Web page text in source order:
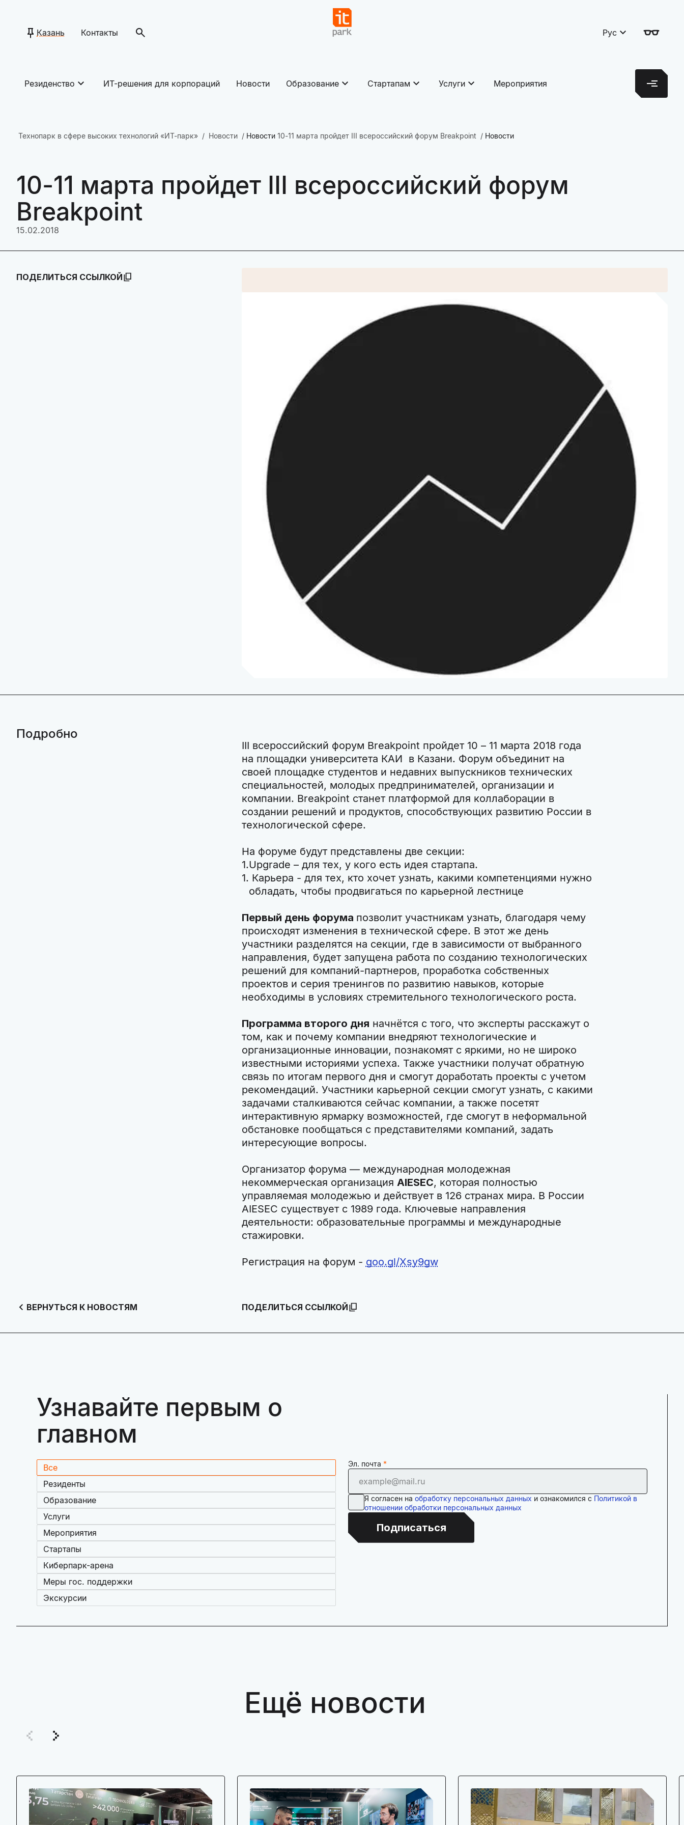
Казань Контакты Рус
Резиденство ИТ-решения для корпораций Новости Образование Стартапам Услуги Мероприятия
Технопарк в сфере высоких технологий «ИТ-парк» Новости Новости 10-11 марта пройдет III всероссийский форум Breakpoint Новости
10-11 марта пройдет III всероссийский форум
Breakpoint
15.02.2018
ПОДЕЛИТЬСЯ ССЫЛКОЙ
Подробно
III всероссийский форум Breakpoint пройдет 10 – 11 марта 2018 года
на площадки университета КАИ в Казани. Форум объединит на
своей площадке студентов и недавних выпускников технических
специальностей, молодых предпринимателей, организации и
компании. Breakpoint станет платформой для коллаборации в
создании решений и продуктов, способствующих развитию России в
технологической сфере.
На форуме будут представлены две секции:
Upgrade – для тех, у кого есть идея стартапа.
Карьера - для тех, кто хочет узнать, какими компетенциями нужно
обладать, чтобы продвигаться по карьерной лестнице
Первый день форума позволит участникам узнать, благодаря чему
происходят изменения в технической сфере. В этот же день
участники разделятся на секции, где в зависимости от выбранного
направления, будет запущена работа по созданию технологических
решений для компаний-партнеров, проработка собственных
проектов и серия тренингов по развитию навыков, которые
необходимы в условиях стремительного технологического роста.
Программа второго дня начнётся с того, что эксперты расскажут о
том, как и почему компании внедряют технологические и
организационные инновации, познакомят с яркими, но не широко
известными историями успеха. Также участники получат обратную
связь по итогам первого дня и смогут доработать проекты с учетом
рекомендаций. Участники карьерной секции смогут узнать, с какими
задачами сталкиваются сейчас компании, а также посетят
интерактивную ярмарку возможностей, где смогут в неформальной
обстановке пообщаться с представителями компаний, задать
интересующие вопросы.
Организатор форума — международная молодежная
некоммерческая организация AIESEC, которая полностью
управляемая молодежью и действует в 126 странах мира. В России
AIESEC существует с 1989 года. Ключевые направления
деятельности: образовательные программы и международные
стажировки.
Регистрация на форум - goo.gl/Xsy9gw
ВЕРНУТЬСЯ К НОВОСТЯМ ПОДЕЛИТЬСЯ ССЫЛКОЙ
Узнавайте первым о
главном
Все
Резиденты
Образование
Услуги
Мероприятия
Стартапы
Киберпарк-арена
Меры гос. поддержки
Экскурсии
Эл. почта
Я согласен на обработку персональных данных и ознакомился с Политикой в
отношении обработки персональных данных
Подписаться
Ещё новости